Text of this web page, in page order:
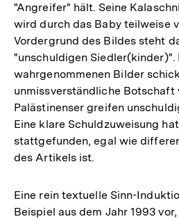
"Angreifer" hält. Seine
wird durch das Baby teilweise
Vordergrund des Bildes steht
"unschuldigen Siedler(kinder)".
wahrgenommenen Bilder
unmissverständliche Botschaft
Palästinenser greifen
Eine klare Schuldzuweisung
stattgefunden, egal wie
des Artikels ist.
Eine rein textuelle Sinn-
Beispiel aus dem Jahr 1993